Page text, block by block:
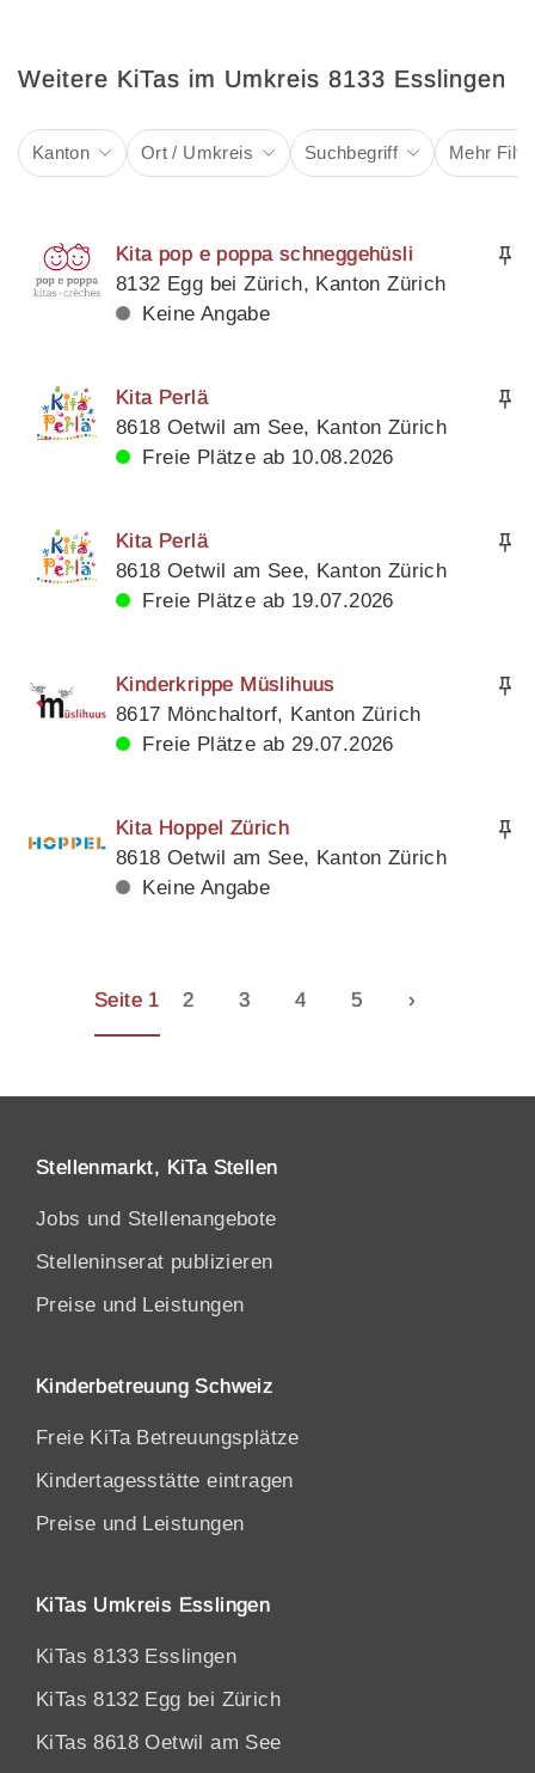
Weitere KiTas im Umkreis 8133 Esslingen
Kanton Ort / Umkreis Suchbegriff Mehr
Kita pop e poppa schneggehüsli
8132 Egg bei Zürich, Kanton Zürich
Keine Angabe
Kita Perlä
8618 Oetwil am See, Kanton Zürich
Freie Plätze ab 10.08.2026
Kita Perlä
8618 Oetwil am See, Kanton Zürich
Freie Plätze ab 19.07.2026
Kinderkrippe Müslihuus
8617 Mönchaltorf, Kanton Zürich
Freie Plätze ab 29.07.2026
Kita Hoppel Zürich
8618 Oetwil am See, Kanton Zürich
Keine Angabe
Seite 1 2 3 4 5 ›
Stellenmarkt, KiTa Stellen
Jobs und Stellenangebote
Stelleninserat publizieren
Preise und Leistungen
Kinderbetreuung Schweiz
Freie KiTa Betreuungsplätze
Kindertagesstätte eintragen
Preise und Leistungen
KiTas Umkreis Esslingen
KiTas 8133 Esslingen
KiTas 8132 Egg bei Zürich
KiTas 8618 Oetwil am See